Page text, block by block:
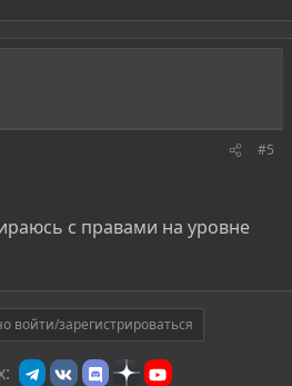
#5
с правами на уровне
войти/зарегистрироваться